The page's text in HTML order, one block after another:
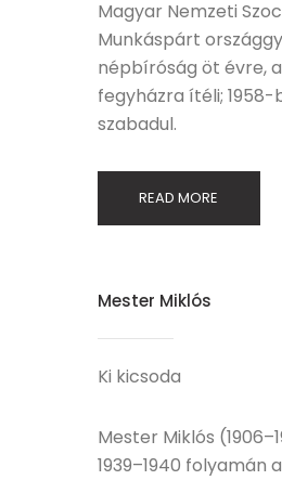
Magyar Nemzeti
Munkáspárt
népbíróság öt évre,
fegyházra ítéli;
szabadul.
READ MORE
Mester Miklós
Ki kicsoda
Mester Miklós
1939–1940 folyamán